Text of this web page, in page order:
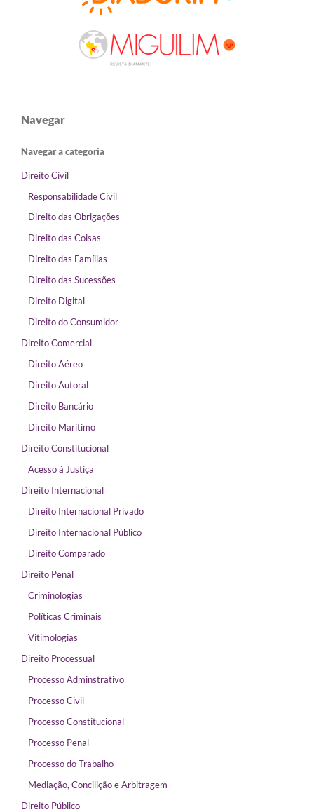
Navegar
Navegar a categoria
Direito Civil
Responsabilidade Civil
Direito das Obrigações
Direito das Coisas
Direito das Famílias
Direito das Sucessões
Direito Digital
Direito do Consumidor
Direito Comercial
Direito Aéreo
Direito Autoral
Direito Bancário
Direito Marítimo
Direito Constitucional
Acesso à Justiça
Direito Internacional
Direito Internacional Privado
Direito Internacional Público
Direito Comparado
Direito Penal
Criminologias
Políticas Criminais
Vitimologias
Direito Processual
Processo Adminstrativo
Processo Civil
Processo Constitucional
Processo Penal
Processo do Trabalho
Mediação, Concilição e Arbitragem
Direito Público